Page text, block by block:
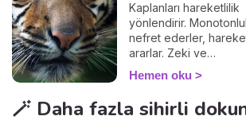
Kaplanları hareketlilik
yönlendirir.
nefret ederler,
ararlar. Zeki ve
karizmatiktirler.
Hemen oku
🪄 Daha fazla sihirli